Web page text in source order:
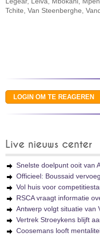
Tchite, Van Steenberghe,
Live nieuws center
Snelste doelpunt ooit van
Officieel: Boussaid
Vol huis voor
RSCA vraagt informatie
Antwerp volgt situatie van
Vertrek Stroeykens blijft
Coosemans looft